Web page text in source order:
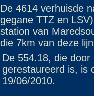
De 4614 verhuisde
gegane TTZ en
station van
die 7km van deze
De 554.18, die door
gerestaureerd is, is
19/06/2010.